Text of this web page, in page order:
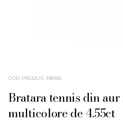
COD PRODUS: 108166
Bratara tennis din
multicolore de 4.55ct